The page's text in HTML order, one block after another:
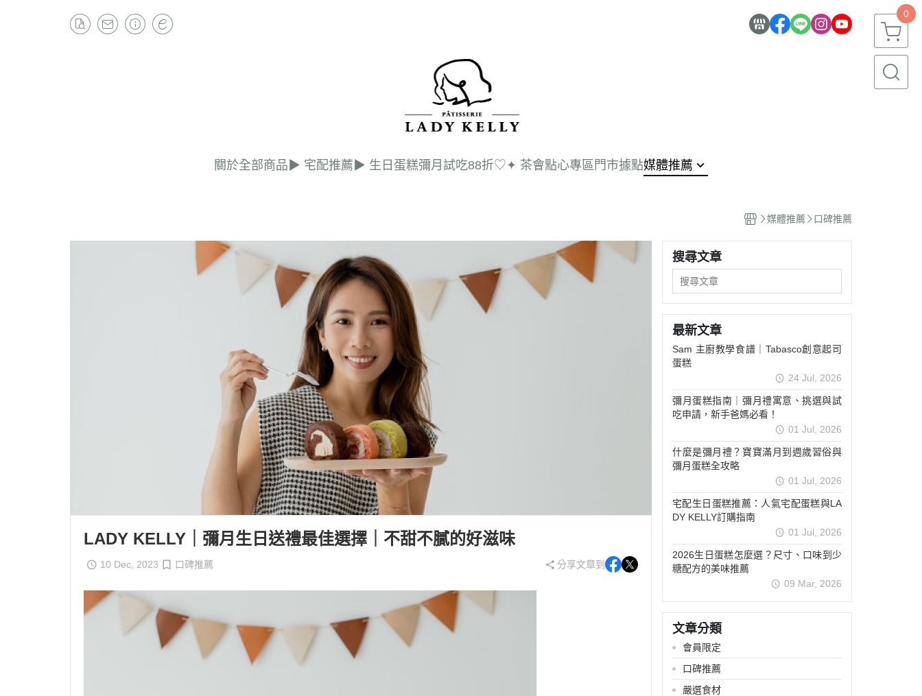
0
關於全部商品 ▶︎ 宅配推薦 ▶︎ 生日蛋糕彌月試吃88折♡✦ 茶會點心專區 門市據點媒體推薦
嚴選食材
媒體報導
媒體推薦 口碑推薦
LADY KELLY｜彌月生日送禮最佳選擇｜不甜不膩的好滋味
10 Dec, 2023 口碑推薦 分享文章到
搜尋文章
最新文章
Sam 主廚教學食譜｜Tabasco創意起司
蛋糕
24 Jul, 2026
彌月蛋糕指南｜彌月禮寓意、挑選與試
吃申請，新手爸媽必看！
01 Jul, 2026
什麼是彌月禮？寶寶滿月到週歲習俗與
彌月蛋糕全攻略
01 Jul, 2026
宅配生日蛋糕推薦：人氣宅配蛋糕與LA
DY KELLY訂購指南
01 Jul, 2026
2026生日蛋糕怎麼選？尺寸、口味到少
糖配方的美味推薦
09 Mar, 2026
文章分類
會員限定
口碑推薦
嚴選食材